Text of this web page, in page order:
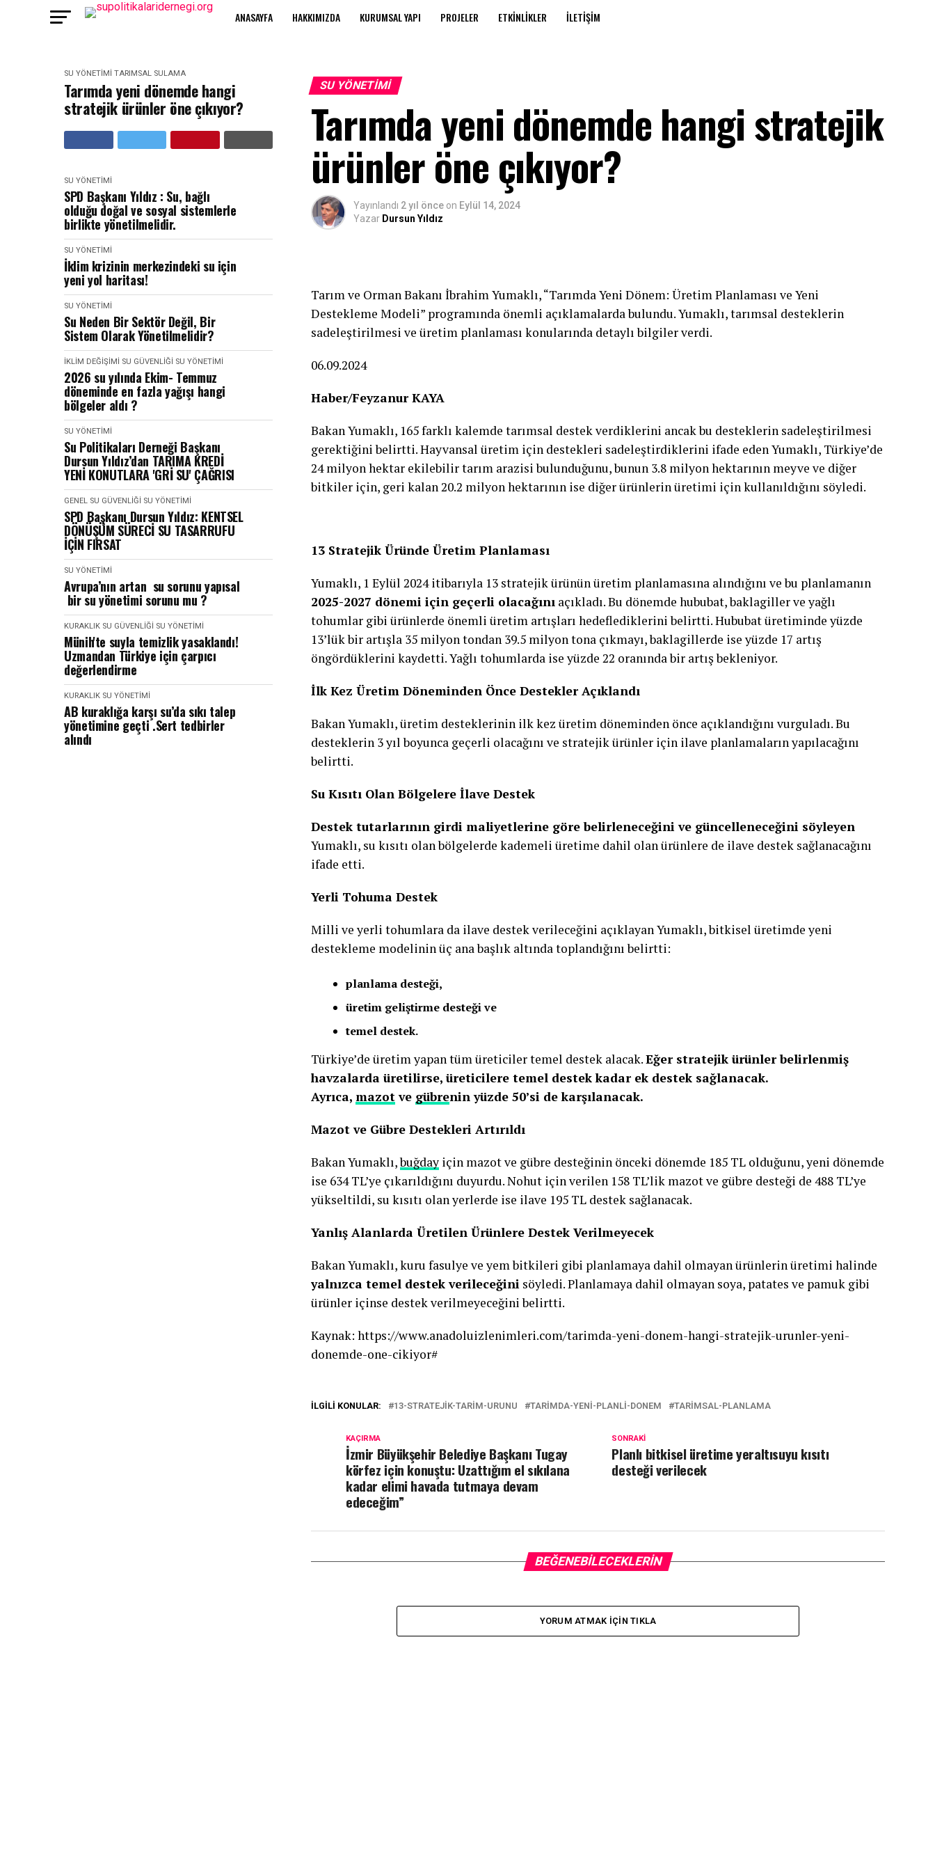
ANASAYFA HAKKIMIZDA KURUMSAL YAPI PROJELER ETKINLIKLER İLETIŞIM
SU YÖNETIMI TARIMSAL SULAMA
Tarımda yeni dönemde hangi
stratejik ürünler öne çıkıyor?
SU YÖNETIMI
SPD Başkanı Yıldız : Su, bağlı
olduğu doğal ve sosyal sistemlerle
birlikte yönetilmelidir.
SU YÖNETIMI
İklim krizinin merkezindeki su için
yeni yol haritası!
SU YÖNETIMI
Su Neden Bir Sektör Değil, Bir
Sistem Olarak Yönetilmelidir?
İKLIM DEĞIŞIMI SU GÜVENLIĞI SU YÖNETIMI
2026 su yılında Ekim- Temmuz
döneminde en fazla yağışı hangi
bölgeler aldı ?
SU YÖNETIMI
Su Politikaları Derneği Başkanı
Dursun Yıldız’dan TARIMA KREDİ
YENİ KONUTLARA 'GRİ SU' ÇAĞRISI
GENEL SU GÜVENLIĞI SU YÖNETIMI
SPD Başkanı Dursun Yıldız: KENTSEL
DÖNÜŞÜM SÜRECİ SU TASARRUFU
İÇİN FIRSAT
SU YÖNETIMI
Avrupa’nın artan su sorunu yapısal
bir su yönetimi sorunu mu ?
KURAKLIK SU GÜVENLIĞI SU YÖNETIMI
Münih'te suyla temizlik yasaklandı!
Uzmandan Türkiye için çarpıcı
değerlendirme
KURAKLIK SU YÖNETIMI
AB kuraklığa karşı su’da sıkı talep
yönetimine geçti .Sert tedbirler
alındı
SU YÖNETIMI
Tarımda yeni dönemde hangi stratejik
ürünler öne çıkıyor?
Yayınlandı 2 yıl önce on Eylül 14, 2024
Yazar Dursun Yıldız
Tarım ve Orman Bakanı İbrahim Yumaklı, “Tarımda Yeni Dönem: Üretim Planlaması ve Yeni
Destekleme Modeli” programında önemli açıklamalarda bulundu. Yumaklı, tarımsal desteklerin
sadeleştirilmesi ve üretim planlaması konularında detaylı bilgiler verdi.
06.09.2024
Haber/Feyzanur KAYA
Bakan Yumaklı, 165 farklı kalemde tarımsal destek verdiklerini ancak bu desteklerin sadeleştirilmesi
gerektiğini belirtti. Hayvansal üretim için destekleri sadeleştirdiklerini ifade eden Yumaklı, Türkiye’de
24 milyon hektar ekilebilir tarım arazisi bulunduğunu, bunun 3.8 milyon hektarının meyve ve diğer
bitkiler için, geri kalan 20.2 milyon hektarının ise diğer ürünlerin üretimi için kullanıldığını söyledi.
13 Stratejik Üründe Üretim Planlaması
Yumaklı, 1 Eylül 2024 itibarıyla 13 stratejik ürünün üretim planlamasına alındığını ve bu planlamanın
2025-2027 dönemi için geçerli olacağını açıkladı. Bu dönemde hububat, baklagiller ve yağlı
tohumlar gibi ürünlerde önemli üretim artışları hedeflediklerini belirtti. Hububat üretiminde yüzde
13’lük bir artışla 35 milyon tondan 39.5 milyon tona çıkmayı, baklagillerde ise yüzde 17 artış
öngördüklerini kaydetti. Yağlı tohumlarda ise yüzde 22 oranında bir artış bekleniyor.
İlk Kez Üretim Döneminden Önce Destekler Açıklandı
Bakan Yumaklı, üretim desteklerinin ilk kez üretim döneminden önce açıklandığını vurguladı. Bu
desteklerin 3 yıl boyunca geçerli olacağını ve stratejik ürünler için ilave planlamaların yapılacağını
belirtti.
Su Kısıtı Olan Bölgelere İlave Destek
Destek tutarlarının girdi maliyetlerine göre belirleneceğini ve güncelleneceğini söyleyen
Yumaklı, su kısıtı olan bölgelerde kademeli üretime dahil olan ürünlere de ilave destek sağlanacağını
ifade etti.
Yerli Tohuma Destek
Milli ve yerli tohumlara da ilave destek verileceğini açıklayan Yumaklı, bitkisel üretimde yeni
destekleme modelinin üç ana başlık altında toplandığını belirtti:
planlama desteği,
üretim geliştirme desteği ve
temel destek.
Türkiye’de üretim yapan tüm üreticiler temel destek alacak.Eğer stratejik ürünler belirlenmiş
havzalarda üretilirse, üreticilere temel destek kadar ek destek sağlanacak.
Ayrıca, mazotve gübrenin yüzde 50’si de karşılanacak.
Mazot ve Gübre Destekleri Artırıldı
Bakan Yumaklı,buğday için mazot ve gübre desteğinin önceki dönemde 185 TL olduğunu, yeni dönemde
ise 634 TL’ye çıkarıldığını duyurdu. Nohut için verilen 158 TL’lik mazot ve gübre desteği de 488 TL’ye
yükseltildi, su kısıtı olan yerlerde ise ilave 195 TL destek sağlanacak.
Yanlış Alanlarda Üretilen Ürünlere Destek Verilmeyecek
Bakan Yumaklı, kuru fasulye ve yem bitkileri gibi planlamaya dahil olmayan ürünlerin üretimi halinde
yalnızca temel destek verileceğini söyledi. Planlamaya dahil olmayan soya, patates ve pamuk gibi
ürünler içinse destek verilmeyeceğini belirtti.
Kaynak: https://www.anadoluizlenimleri.com/tarimda-yeni-donem-hangi-stratejik-urunler-yeni-
donemde-one-cikiyor#
İLGILI KONULAR: 13-STRATEJIK-TARIM-URUNU TARIMDA-YENI-PLANLI-DONEM TARIMSAL-PLANLAMA
SONRAKI
Planlı bitkisel üretime yeraltısuyu kısıtı
desteği verilecek
KAÇIRMA
İzmir Büyükşehir Belediye Başkanı Tugay
körfez için konuştu: Uzattığım el sıkılana
kadar elimi havada tutmaya devam
edeceğim”
BEĞENEBILECEKLERIN
YORUM ATMAK IÇIN TIKLA